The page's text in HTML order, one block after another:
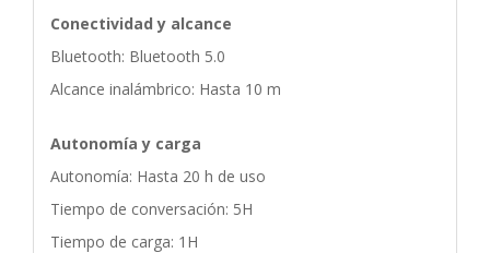
Conectividad y alcance
Bluetooth: Bluetooth 5.0
Alcance inalámbrico: Hasta 10 m
Autonomía y carga
Autonomía: Hasta 20 h de uso
Tiempo de conversación: 5H
Tiempo de carga: 1H